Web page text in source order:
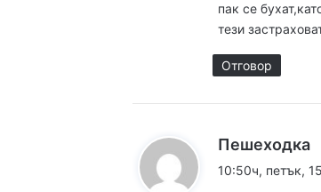
15:42ч,
пак се
тези
Отговор
Пешеходка
а
10:50ч, петък,